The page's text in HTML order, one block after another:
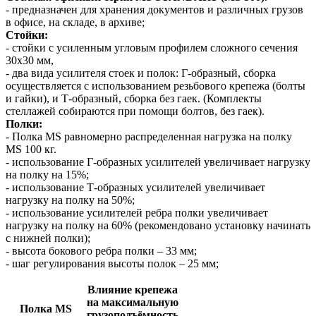
- предназначен для хранения документов и различных грузов
в офисе, на складе, в архиве;
Стойки:
- стойки с усиленным угловым профилем сложного сечения
30х30 мм,
- два вида усилителя стоек и полок: Г-образный, сборка
осуществляется с использованием резьбового крепежа (болты
и гайки), и Т-образный, сборка без гаек. (Комплекты
стеллажей собираются при помощи болтов, без гаек).
Полки:
- Полка MS равномерно распределенная нагрузка на полку
MS 100 кг.
- использование Г-образных усилителей увеличивает нагрузку
на полку на 15%;
- использование Т-образных усилителей увеличивает
нагрузку на полку на 50%;
- использование усилителей ребра полки увеличивает
нагрузку на полку на 60% (рекомендовано установку начинать
с нижней полки);
- высота бокового ребра полки – 33 мм;
- шаг регулирования высоты полок – 25 мм;
Полка MS
Влияние крепежа
на максимальную